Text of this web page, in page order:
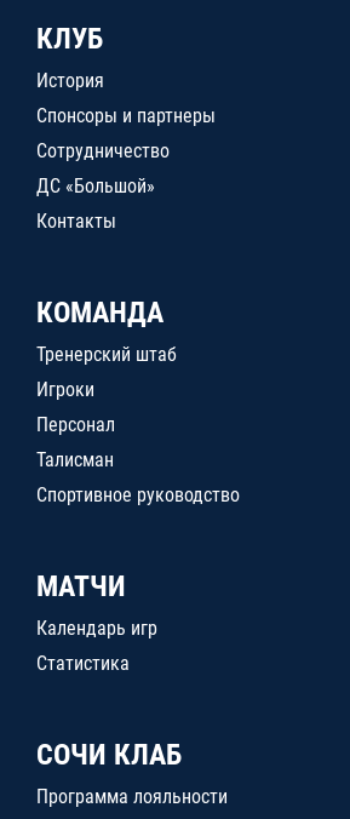
КЛУБ
История
Спонсоры и партнеры
Сотрудничество
ДС «Большой»
Контакты
КОМАНДА
Тренерский штаб
Игроки
Персонал
Талисман
Спортивное руководство
МАТЧИ
Календарь игр
Статистика
СОЧИ КЛАБ
Программа лояльности